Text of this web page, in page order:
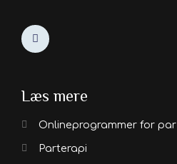
Læs mere
Onlineprogrammer for par
Parterapi